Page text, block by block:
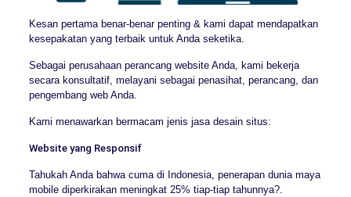
Kesan pertama benar-benar penting & kami dapat mendapatkan
kesepakatan yang terbaik untuk Anda seketika.
Sebagai perusahaan perancang website Anda, kami bekerja
secara konsultatif, melayani sebagai penasihat, perancang, dan
pengembang web Anda.
Kami menawarkan bermacam jenis jasa desain situs:
Website yang Responsif
Tahukah Anda bahwa cuma di Indonesia, penerapan dunia maya
mobile diperkirakan meningkat 25% tiap-tiap tahunnya?.